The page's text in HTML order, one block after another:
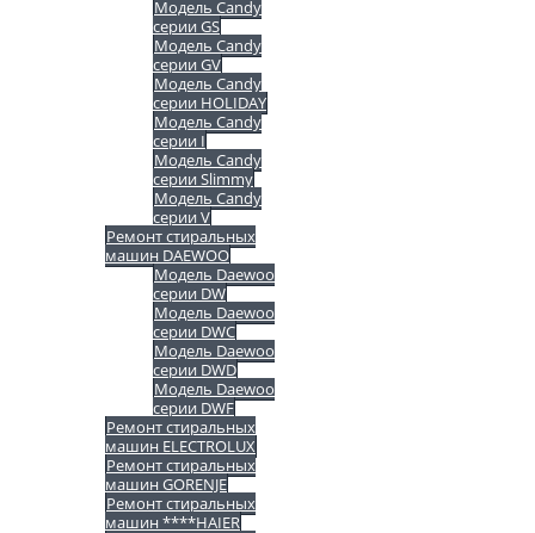
Модель Candy
серии GS
Модель Candy
серии GV
Модель Candy
серии HOLIDAY
Модель Candy
серии I
Модель Candy
серии Slimmy
Модель Candy
серии V
Ремонт стиральных
машин DAEWOO
Модель Daewoo
серии DW
Модель Daewoo
серии DWC
Модель Daewoo
серии DWD
Модель Daewoo
серии DWF
Ремонт стиральных
машин ELECTROLUX
Ремонт стиральных
машин GORENJE
Ремонт стиральных
машин ****HAIER